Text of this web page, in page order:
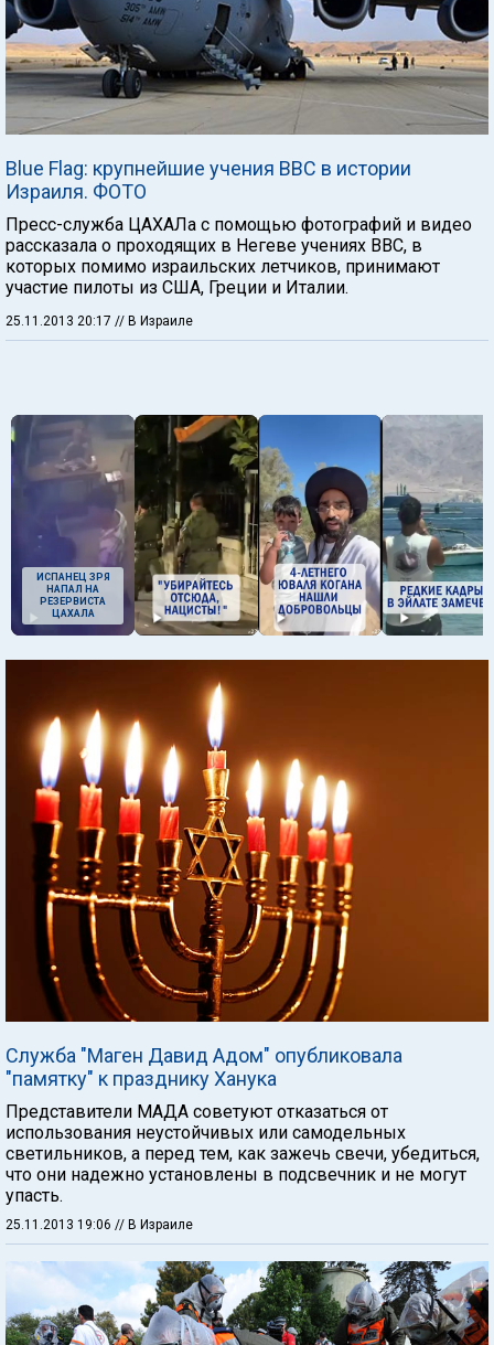
Blue Flag: крупнейшие учения ВВС в истории
Израиля. ФОТО
Пресс-служба ЦАХАЛа с помощью фотографий и видео
рассказала о проходящих в Негеве учениях ВВС, в
которых помимо израильских летчиков, принимают
участие пилоты из США, Греции и Италии.
25.11.2013 20:17 // В Израиле
ИСПАНЕЦ ЗРЯ
НАПАЛ НА
РЕЗЕРВИСТА
ЦАХАЛА
Служба "Маген Давид Адом" опубликовала
"памятку" к празднику Ханука
Представители МАДА советуют отказаться от
использования неустойчивых или самодельных
светильников, а перед тем, как зажечь свечи, убедиться,
что они надежно установлены в подсвечник и не могут
упасть.
25.11.2013 19:06 // В Израиле